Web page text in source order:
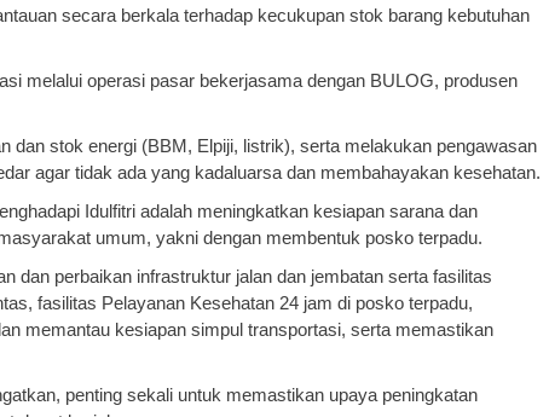
secara berkala terhadap kecukupan stok barang kebutuhan
melalui operasi pasar bekerjasama dengan BULOG, produsen
dan stok energi (BBM, Elpiji, listrik), serta melakukan pengawasan
agar tidak ada yang kadaluarsa dan membahayakan kesehatan.
Idulfitri adalah meningkatkan kesiapan sarana dan
umum, yakni dengan membentuk posko terpadu.
dan perbaikan infrastruktur jalan dan jembatan serta fasilitas
fasilitas Pelayanan Kesehatan 24 jam di posko terpadu,
memantau kesiapan simpul transportasi, serta memastikan
penting sekali untuk memastikan upaya peningkatan